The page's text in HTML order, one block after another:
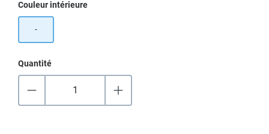
Sélectionnez
Couleur intérieure
-
Quantité